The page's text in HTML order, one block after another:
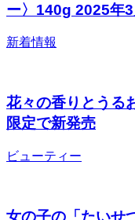
ー〉140g 2025年
新着情報
花々の香りとうる
限定で新発売
ビューティー
女の子の「たいせ